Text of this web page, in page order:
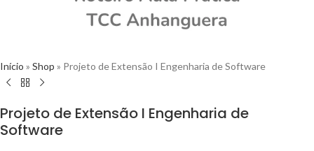
Início » Shop » Projeto de Extensão I Engenharia de Software
Projeto de Extensão I Engenharia de
Software